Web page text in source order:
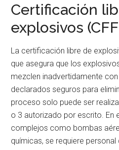
Certificación
explosivos
La certificación libre de
que asegura que los
mezclen inadvertidamente
declarados seguros para
proceso solo puede ser
o 3 autorizado por escrito. En
complejos como bombas
químicas, se requiere